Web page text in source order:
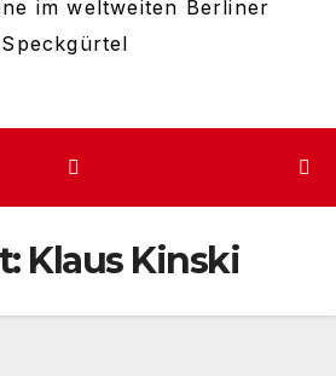
im weltweiten Berliner
Speckgürtel
Klaus Kinski